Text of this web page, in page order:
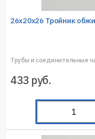
26х20х26 Тройник
Трубы и соединительные
433 руб.